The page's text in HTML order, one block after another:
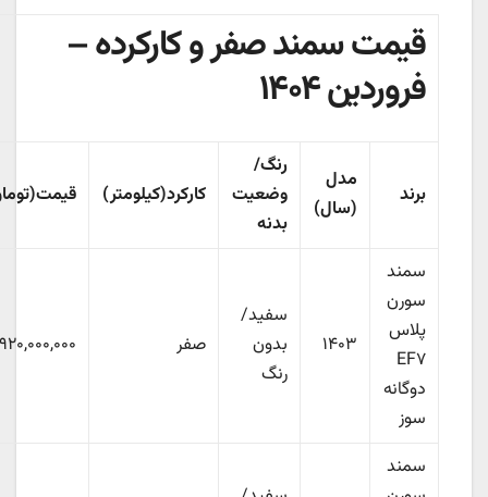
قیمت سمند صفر و کارکرده –
فروردین ۱۴۰۴
مدل
(سال)
رنگ/
وضعیت
بدنه
کارکرد(کیلومتر) قیمت(تومان)
سمند
سورن
پلاس
دوگانه
۱۴۰۳
سفید/
بدون
۹۲۰,۰۰۰,۰۰۰
سمند